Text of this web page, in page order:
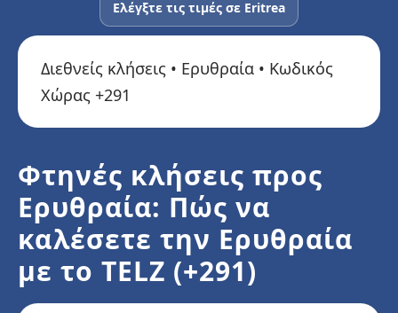
Ελέγξτε τις τιμές σε Eritrea
Διεθνείς κλήσεις • Ερυθραία • Κωδικός
Χώρας +291
Φτηνές κλήσεις προς
Ερυθραία: Πώς να
καλέσετε την Ερυθραία
με το TELZ (+291)